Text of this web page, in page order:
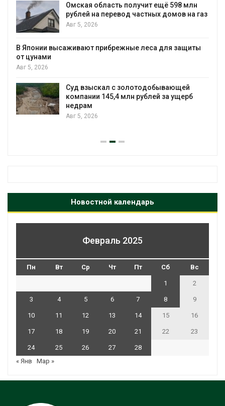
получит ещё 598 млн
частных домов на газ
леса для защиты
с золотодобывающей
млн рублей за ущерб
В Татарстане
перемещения
Минприроды
Спасённые от
Новостной календарь
Февраль 2025
Пн Вт Ср Чт Пт Сб Вс
1 2
3 4 5 6 7 8 9
10 11 12 13 14 15 16
17 18 19 20 21 22 23
24 25 26 27
28
« Янв
Мар »